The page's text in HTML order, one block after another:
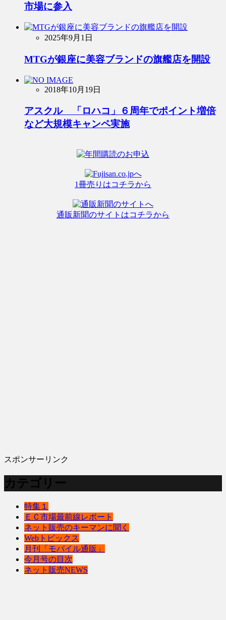
市場に参入
2025年9月1日
MTGが銀座に美容ブランドの旗艦店を開設
2018年10月19日
アスクル 「ロハコ」６周年でポイント増倍
など大規模キャンペ実施
1冊売りはコチラから
通販新聞のサイトはコチラから
スポンサーリンク
カテゴリー
特集１
ＥＣ市場最前線レポート
ネット販売のキーマンに聞く
Webトピックス
月刊「モバイル通販」
今月号の目次
ネット販売NEWS